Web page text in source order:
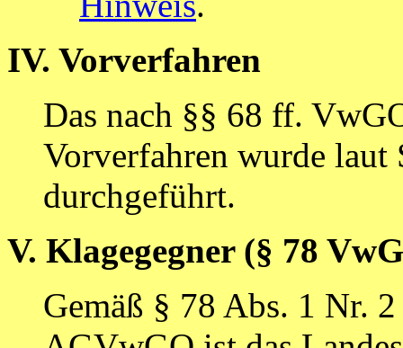
IV. Vorverfahren
Das nach §§ 68 ff.
Vorverfahren wurde laut
durchgeführt.
V. Klagegegner (§ 78
Gemäß § 78 Abs. 1 Nr.